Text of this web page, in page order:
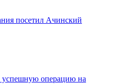
посетил Ачинский
успешную операцию на